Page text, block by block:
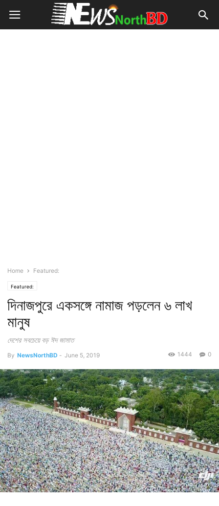
Home Featured:
Featured:
দিনাজপুরে একসঙ্গে নামাজ পড়লেন ৬ লাখ
মানুষ
দেশের সবচেয়ে বড় ঈদ জামাত
By NewsNorthBD - June 5, 2019 0
1444